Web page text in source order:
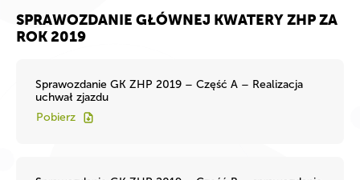
SPRAWOZDANIE GŁÓWNEJ KWATERY ZHP ZA
ROK 2019
Sprawozdanie GK ZHP 2019 – Część A – Realizacja
uchwał zjazdu
Pobierz